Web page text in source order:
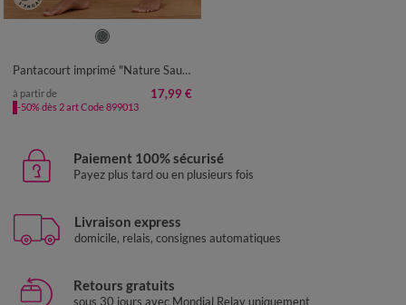
38/40 42/44
Pantacourt imprimé "Nature Sauvage"
à partir de 17,99 €
-50% dès 2 art Code 899013
Paiement 100% sécurisé
Payez plus tard ou en plusieurs fois
Livraison express
domicile, relais, consignes automatiques
Retours gratuits
sous 30 jours avec Mondial Relay uniquement